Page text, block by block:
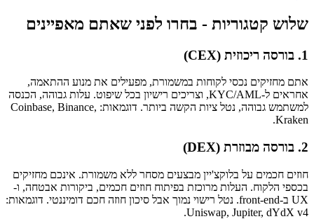
שלוש קטגוריות - בחרו לפני שאתם מאפיינים
1. בורסה ריכוזית (CEX)
אתם מחזיקים נכסי לקוחות במשמורת, מפעילים את מנוע ההתאמה,
אחראים ל-KYC/AML, וצריכים רישיון בכל שיפוט. עלות גבוהה, הכנסה
למשתמש גבוהה, נטל ציות הקשה ביותר. דוגמאות: Coinbase, Binance,
Kraken.
2. בורסה מבוזרת (DEX)
חוזים חכמים על בלוקצ'יין מבצעים מסחר ללא משמורת. אינכם מחזיקים
בכספי הלקוח. העלות מרוכזת בפיתוח חוזים חכמים, ביקורות אבטחה, ו-
UX ב-front-end. נטל רישוי נמוך אבל סיכון חוזה חכם דומיננטי. דוגמאות:
Uniswap, Jupiter, dYdX v4.